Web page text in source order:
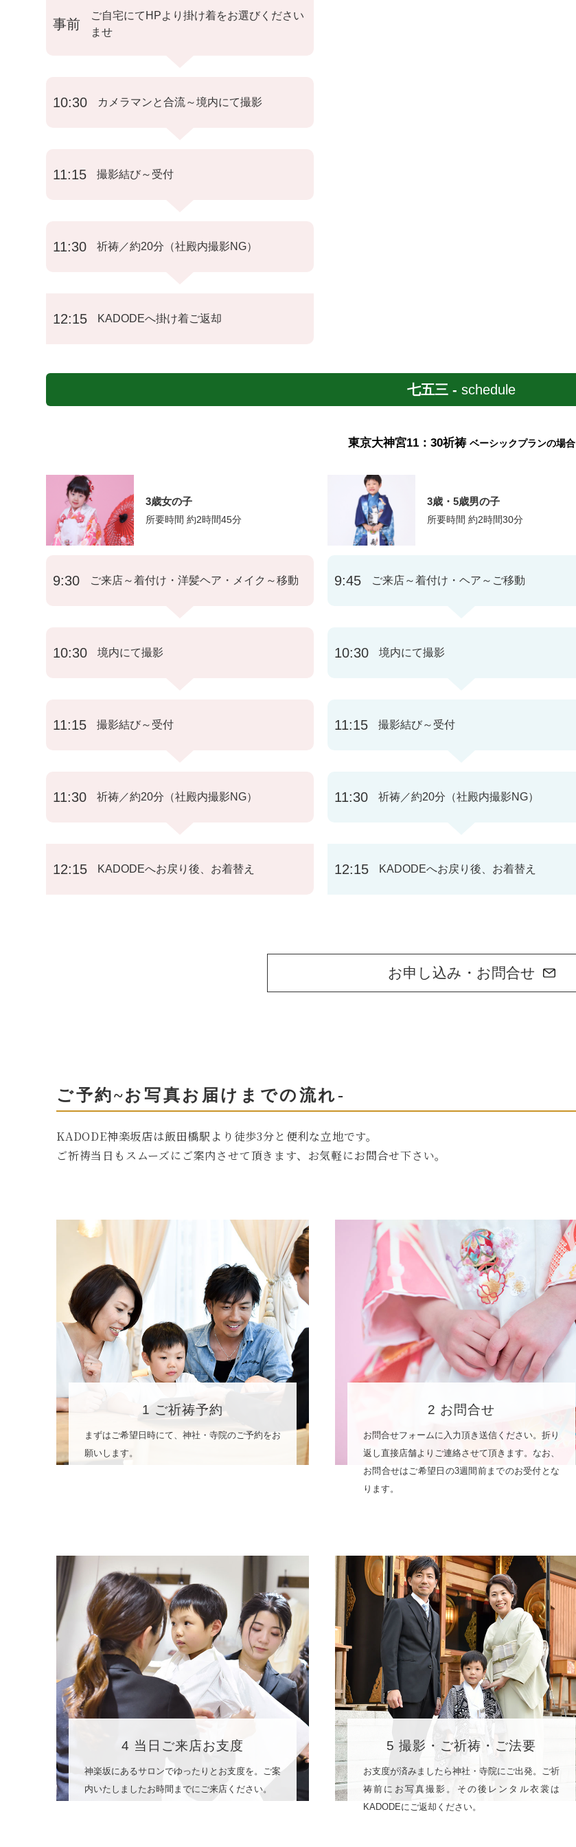
事前
ご自宅にてHPより掛け着をお選びください
ませ
10:30 カメラマンと合流～境内にて撮影
11:15 撮影結び～受付
11:30 祈祷／約20分（社殿内撮影NG）
12:15 KADODEへ掛け着ご返却
七五三 - schedule
東京大神宮11：30祈祷 ベーシックプランの場合
3歳女の子
所要時間 約2時間45分
9:30 ご来店～着付け・洋髪ヘア・メイク～移動
10:30 境内にて撮影
11:15 撮影結び～受付
11:30 祈祷／約20分（社殿内撮影NG）
12:15 KADODEへお戻り後、お着替え
3歳・5歳男の子
所要時間 約2時間30分
9:45 ご来店～着付け・ヘア～ご移動
10:30 境内にて撮影
11:15 撮影結び～受付
11:30 祈祷／約20分（社殿内撮影NG）
12:15 KADODEへお戻り後、お着替え
お申し込み・お問合せ
ご予約~お写真お届けまでの流れ-
KADODE神楽坂店は飯田橋駅より徒歩3分と便利な立地です。
ご祈祷当日もスムーズにご案内させて頂きます、お気軽にお問合せ下さい。
1 ご祈祷予約
まずはご希望日時にて、神社・寺院のご予約をお
願いします。
2 お問合せ
お問合せフォームに入力頂き送信ください。折り
返し直接店舗よりご連絡させて頂きます。なお、
お問合せはご希望日の3週間前までのお受付とな
ります。
4 当日ご来店お支度
神楽坂にあるサロンでゆったりとお支度を。ご案
内いたしましたお時間までにご来店ください。
5 撮影・ご祈祷・ご法要
お支度が済みましたら神社・寺院にご出発。ご祈
祷前にお写真撮影。その後レンタル衣裳は
KADODEにご返却ください。